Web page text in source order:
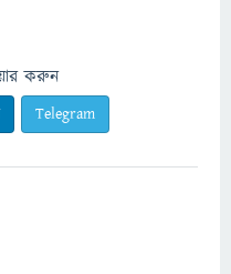
করুন
Telegram